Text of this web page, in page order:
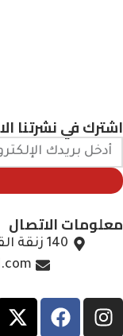
اشترك في نشرتنا
معلومات الاتصال
140 زنقة القاضي البريبري حي العكاري، الرباط